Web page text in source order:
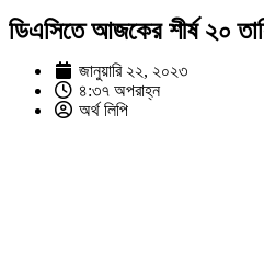
ডিএসিতে আজকের শীর্ষ ২০
জানুয়ারি ২২, ২০২৩
৪:৩৭ অপরাহ্ন
অর্থ লিপি